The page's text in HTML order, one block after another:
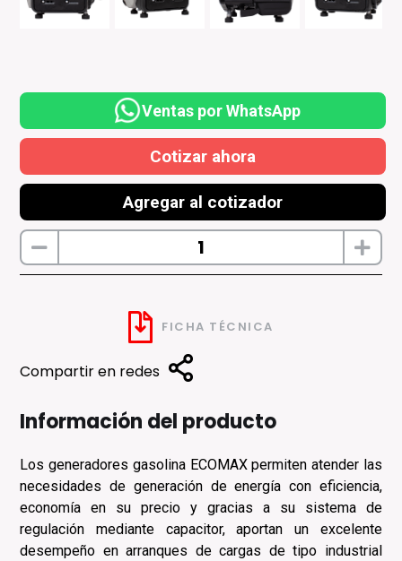
Ventas por WhatsApp
Cotizar ahora
Agregar al cotizador
FICHA TÉCNICA
Compartir en redes
Información del producto
Los generadores gasolina ECOMAX permiten atender las
necesidades de generación de energía con eficiencia,
economía en su precio y gracias a su sistema de
regulación mediante capacitor, aportan un excelente
desempeño en arranques de cargas de tipo industrial